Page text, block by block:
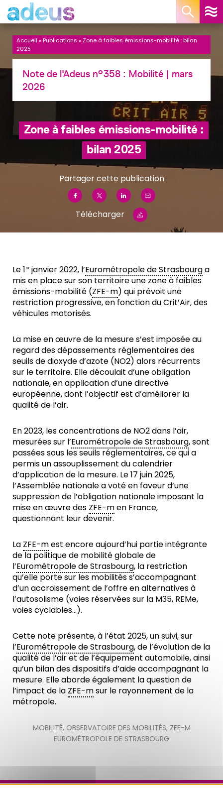
Accueil »Publications » Zone à faibles émissions-mobilité : bilan
2025
Note de l'Adeus n°358 : Mobilité | mars
2026
Zone à faibles émissions-mobilité :
bilan 2025
Partager cette publication
Télécharger
Le 1erjanvier 2022, l’Eurométropole de Strasbourga
mis en place sur son territoire une zone à faibles
émissions-mobilité (ZFE-m) qui prévoit une
restriction progressive, en fonction du Crit’Air, des
véhicules motorisés.
La mise en œuvre de la mesure s’est imposée au
regard des dépassements réglementaires des
seuils de dioxyde d’azote (NO2) alors récurrents
sur le territoire. Elle découlait d’une obligation
nationale, en application d’une directive
européenne, dont l’objectif est d’améliorer la
qualité de l’air.
En 2023, les concentrations de NO2 dans l’air,
mesurées sur l’Eurométropole de Strasbourg, sont
passées sous les seuils réglementaires, ce qui a
permis un assouplissement du calendrier
d’application de la mesure. Le 17 juin 2025,
l’Assemblée nationale a voté en faveur d’une
suppression de l’obligation nationale imposant la
mise en œuvre des ZFE-men France,
questionnant leur devenir.
La ZFE-mest encore aujourd’hui partie intégrante
de la politique de mobilité globale de
l’Eurométropole de Strasbourg, la restriction
qu’elle porte sur les mobilités s’accompagnant
d’un accroissement de l’offre en alternatives à
l’autosolisme (voies réservées sur la M35, REMe,
voies cyclables…).
Cette note présente, à l’état 2025, un suivi, sur
l’Eurométropole de Strasbourg, de l’évolution de la
qualité de l’air et de l’équipement automobile, ainsi
qu’un bilan des dispositifs d’aide accompagnant la
mesure. Elle aborde également la question de
l’impact de la ZFE-msur le rayonnement de la
métropole.
MOBILITÉ, OBSERVATOIRE DES MOBILITÉS, ZFE-M
EUROMÉTROPOLE DE STRASBOURG
Panneau de gestion des cookies